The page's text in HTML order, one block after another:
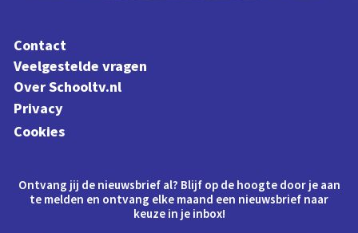
Contact
Veelgestelde vragen
Over Schooltv.nl
Privacy
Cookies
Ontvang jij de nieuwsbrief al? Blijf op de hoogte door je aan
te melden en ontvang elke maand een nieuwsbrief naar
keuze in je inbox!